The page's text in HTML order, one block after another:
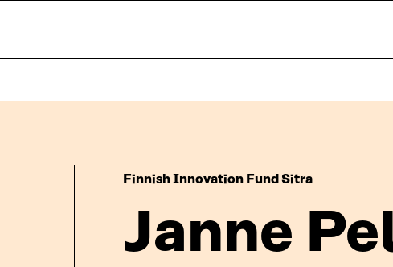
Finnish Innovation Fund Sitra
Janne